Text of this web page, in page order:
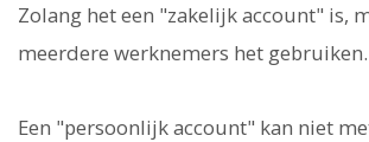
Zolang het een "zakelijk account" is,
meerdere werknemers het gebruiken.
Een "persoonlijk account" kan niet